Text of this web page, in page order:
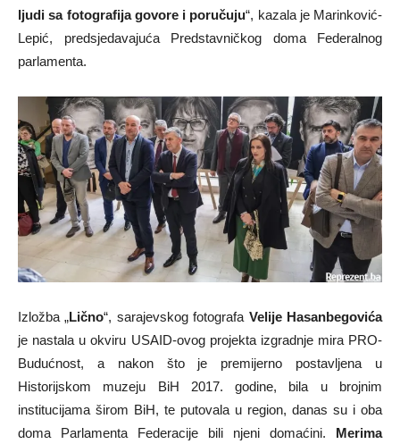
ljudi sa fotografija govore i poručuju“, kazala je Marinković-
Lepić, predsjedavajuća Predstavničkog doma Federalnog
parlamenta.
Izložba „Lično“, sarajevskog fotografa Velije Hasanbegovića
je nastala u okviru USAID-ovog projekta izgradnje mira PRO-
Budućnost, a nakon što je premijerno postavljena u
Historijskom muzeju BiH 2017. godine, bila u brojnim
institucijama širom BiH, te putovala u region, danas su i oba
doma Parlamenta Federacije bili njeni domaćini. Merima